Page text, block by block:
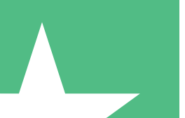
Crediti Individuali
di download. Nessun impegno